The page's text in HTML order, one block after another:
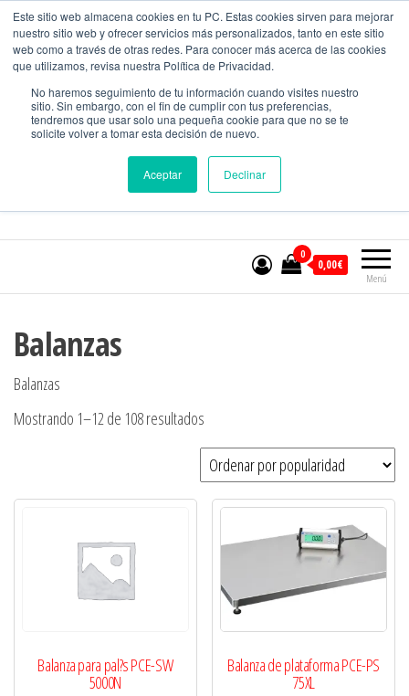
Este sitio web almacena cookies en tu PC. Estas cookies sirven para mejorar
nuestro sitio web y ofrecer servicios más personalizados, tanto en este sitio
web como a través de otras redes. Para conocer más acerca de las cookies
que utilizamos, revisa nuestra Política de Privacidad.
No haremos seguimiento de tu información cuando visites nuestro
sitio. Sin embargo, con el fin de cumplir con tus preferencias,
tendremos que usar solo una pequeña cookie para que no se te
solicite volver a tomar esta decisión de nuevo.
Aceptar Declinar
CONTACTO
MundoMedicion
Equipos para el control de calidad.
601394965
Menú
0
0,00€
Balanzas
Balanzas
Mostrando 1–12 de 108 resultados
Balanza para pal?s PCE-SW
5000N
Balanza de plataforma PCE-PS
75XL